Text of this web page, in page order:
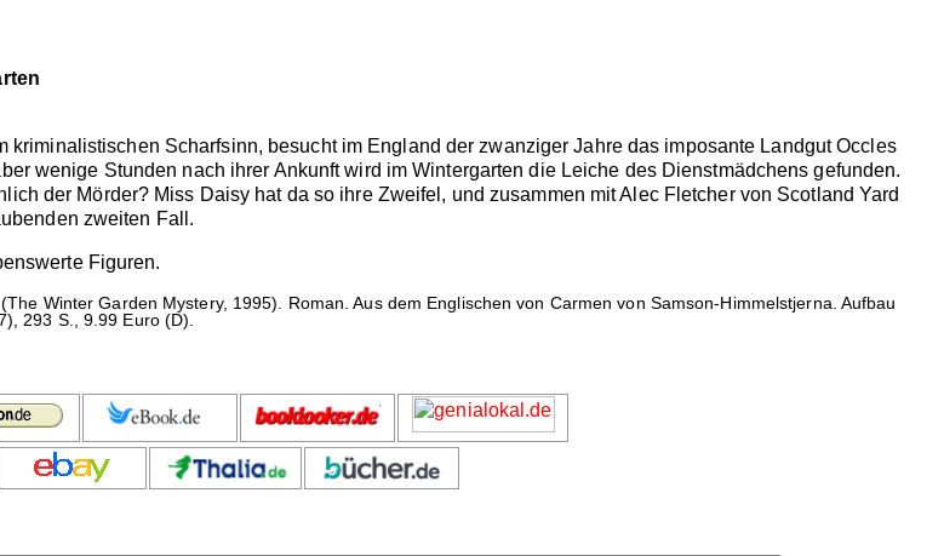
kriminalistischen Scharfsinn, besucht im England der zwanziger Jahre das imposante Landgut Occles
wenige Stunden nach ihrer Ankunft wird im Wintergarten die Leiche des Dienstmädchens gefunden.
der Mörder? Miss Daisy hat da so ihre Zweifel, und zusammen mit Alec Fletcher von Scotland Yard
zweiten Fall.
Figuren.
(The Winter Garden Mystery, 1995). Roman. Aus dem Englischen von Carmen von Samson-Himmelstjerna. Aufbau
293 S., 9.99 Euro (D).